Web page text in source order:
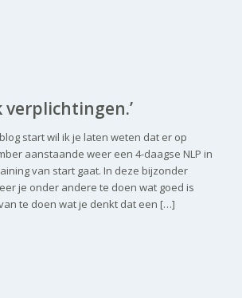
verplichtingen.’
start wil ik je laten weten dat er op
aanstaande weer een 4-daagse NLP in
van start gaat. In deze bijzonder
je onder andere te doen wat goed is
te doen wat je denkt dat een […]